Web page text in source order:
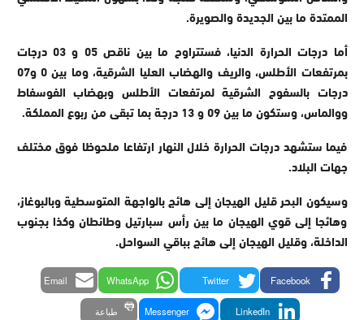
الممتدة ما بين الجديدة والصويرة.
أما درجات الحرارة الدنيا، فستتراوح ما بين ناقص 05 و 03 درجات
بمرتفعات الأطلس، والريف والهضاب العليا الشرقية، وما بين 0 و07
درجات بالسفوح الشرقية لمرتفعات الأطلس وبهضاب الفوسفاط
ووالماس، وستكون ما بين 09 و 13 درجة بما تبقى من ربوع المملكة.
فيما ستشهد درجات الحرارة خلال النهار ارتفاعا ملحوظا فوق مختلف
جهات البلاد.
وسيكون البحر قليل الهيجان إلى هائج بالواجهة المتوسطية وبالبوغاز،
وهائجا إلى قوي الهيجان ما بين رأس سبارتيل وطانطان وكذا بجنوب
الداخلة، وقليل الهيجان إلى هائج بباقي السواحل.
Facebook
Twitter
WhatsApp
Email
LinkedIn
Messenger طباعة